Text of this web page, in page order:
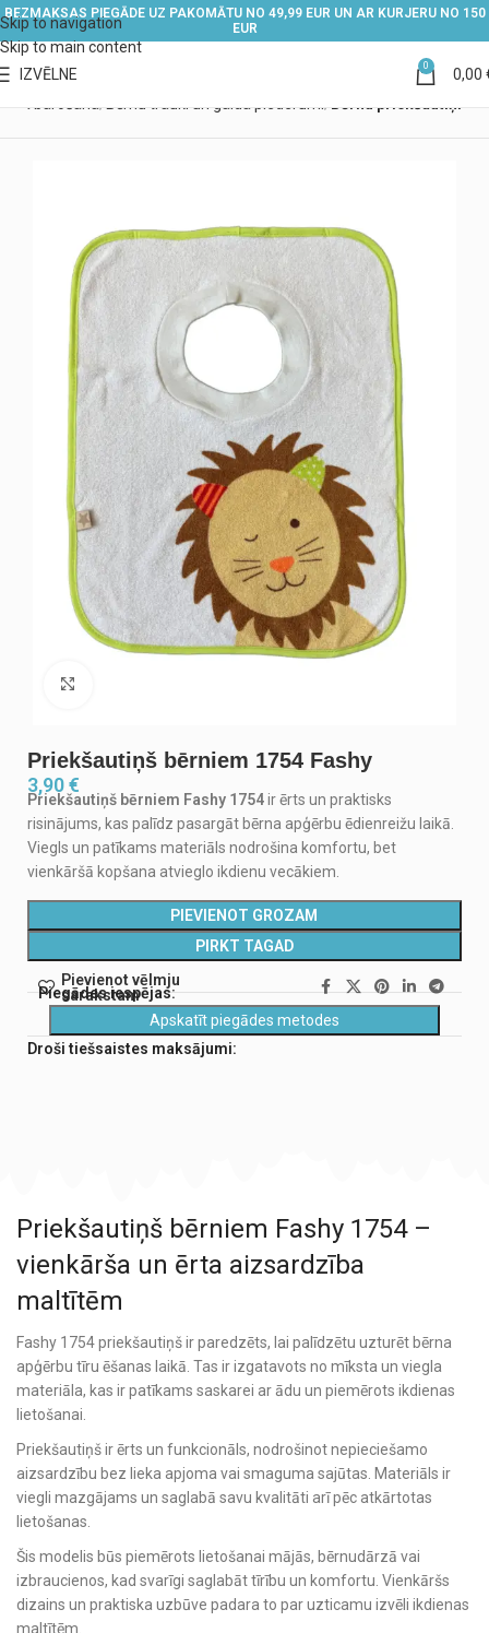
Skip to navigation
Skip to main content
BEZMAKSAS PIEGĀDE UZ PAKOMĀTU NO 49,99 EUR UN AR KURJERU NO 150
EUR
IZVĒLNE 0 0,00
Priekšautiņš bērniem 1754 Fashy
3,90€
Priekšautiņš bērniem Fashy 1754ir ērts un praktisks
risinājums, kas palīdz pasargāt bērna apģērbu ēdienreižu laikā.
Viegls un patīkams materiāls nodrošina komfortu, bet
vienkāršā kopšana atvieglo ikdienu vecākiem.
PIEVIENOT GROZAM
PIRKT TAGAD
Pievienot vēlmju
sarakstam
Piegādes iespējas:
Apskatīt piegādes metodes
Droši tiešsaistes maksājumi:
Priekšautiņš bērniem Fashy 1754 –
vienkārša un ērta aizsardzība
maltītēm
Fashy 1754 priekšautiņš ir paredzēts, lai palīdzētu uzturēt bērna
apģērbu tīru ēšanas laikā. Tas ir izgatavots no mīksta un viegla
materiāla, kas ir patīkams saskarei ar ādu un piemērots ikdienas
lietošanai.
Priekšautiņš ir ērts un funkcionāls, nodrošinot nepieciešamo
aizsardzību bez lieka apjoma vai smaguma sajūtas. Materiāls ir
viegli mazgājams un saglabā savu kvalitāti arī pēc atkārtotas
lietošanas.
Šis modelis būs piemērots lietošanai mājās, bērnudārzā vai
izbraucienos, kad svarīgi saglabāt tīrību un komfortu. Vienkāršs
dizains un praktiska uzbūve padara to par uzticamu izvēli ikdienas
maltītēm.